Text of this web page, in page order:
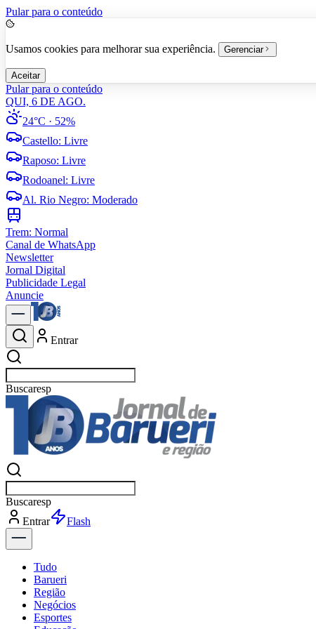
Pular para o conteúdo
Usamos cookies para melhorar sua experiência. Gerenciar
Aceitar
Pular para o conteúdo
QUI, 6 DE AGO.
24°C · 52%
Castello: Livre
Raposo: Livre
Rodoanel: Livre
Al. Rio Negro: Moderado
Trem: Normal
Canal de WhatsApp
Newsletter
Jornal Digital
Publicidade Legal
Anuncie
Entrar
Buscaresportes
Buscaresportes
Entrar
Flash
Tudo
Barueri
Região
Negócios
Esportes